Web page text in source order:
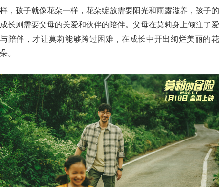
样，孩子就像花朵一样，花朵绽放需要阳光和雨露滋养，孩子的
成长则需要父母的关爱和伙伴的陪伴。父母在莫莉身上倾注了爱
与陪伴，才让莫莉能够跨过困难，在成长中开出绚烂美丽的花
朵。